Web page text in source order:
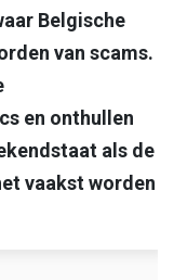
Belgische
van scams.
en onthullen
als de
vaakst worden